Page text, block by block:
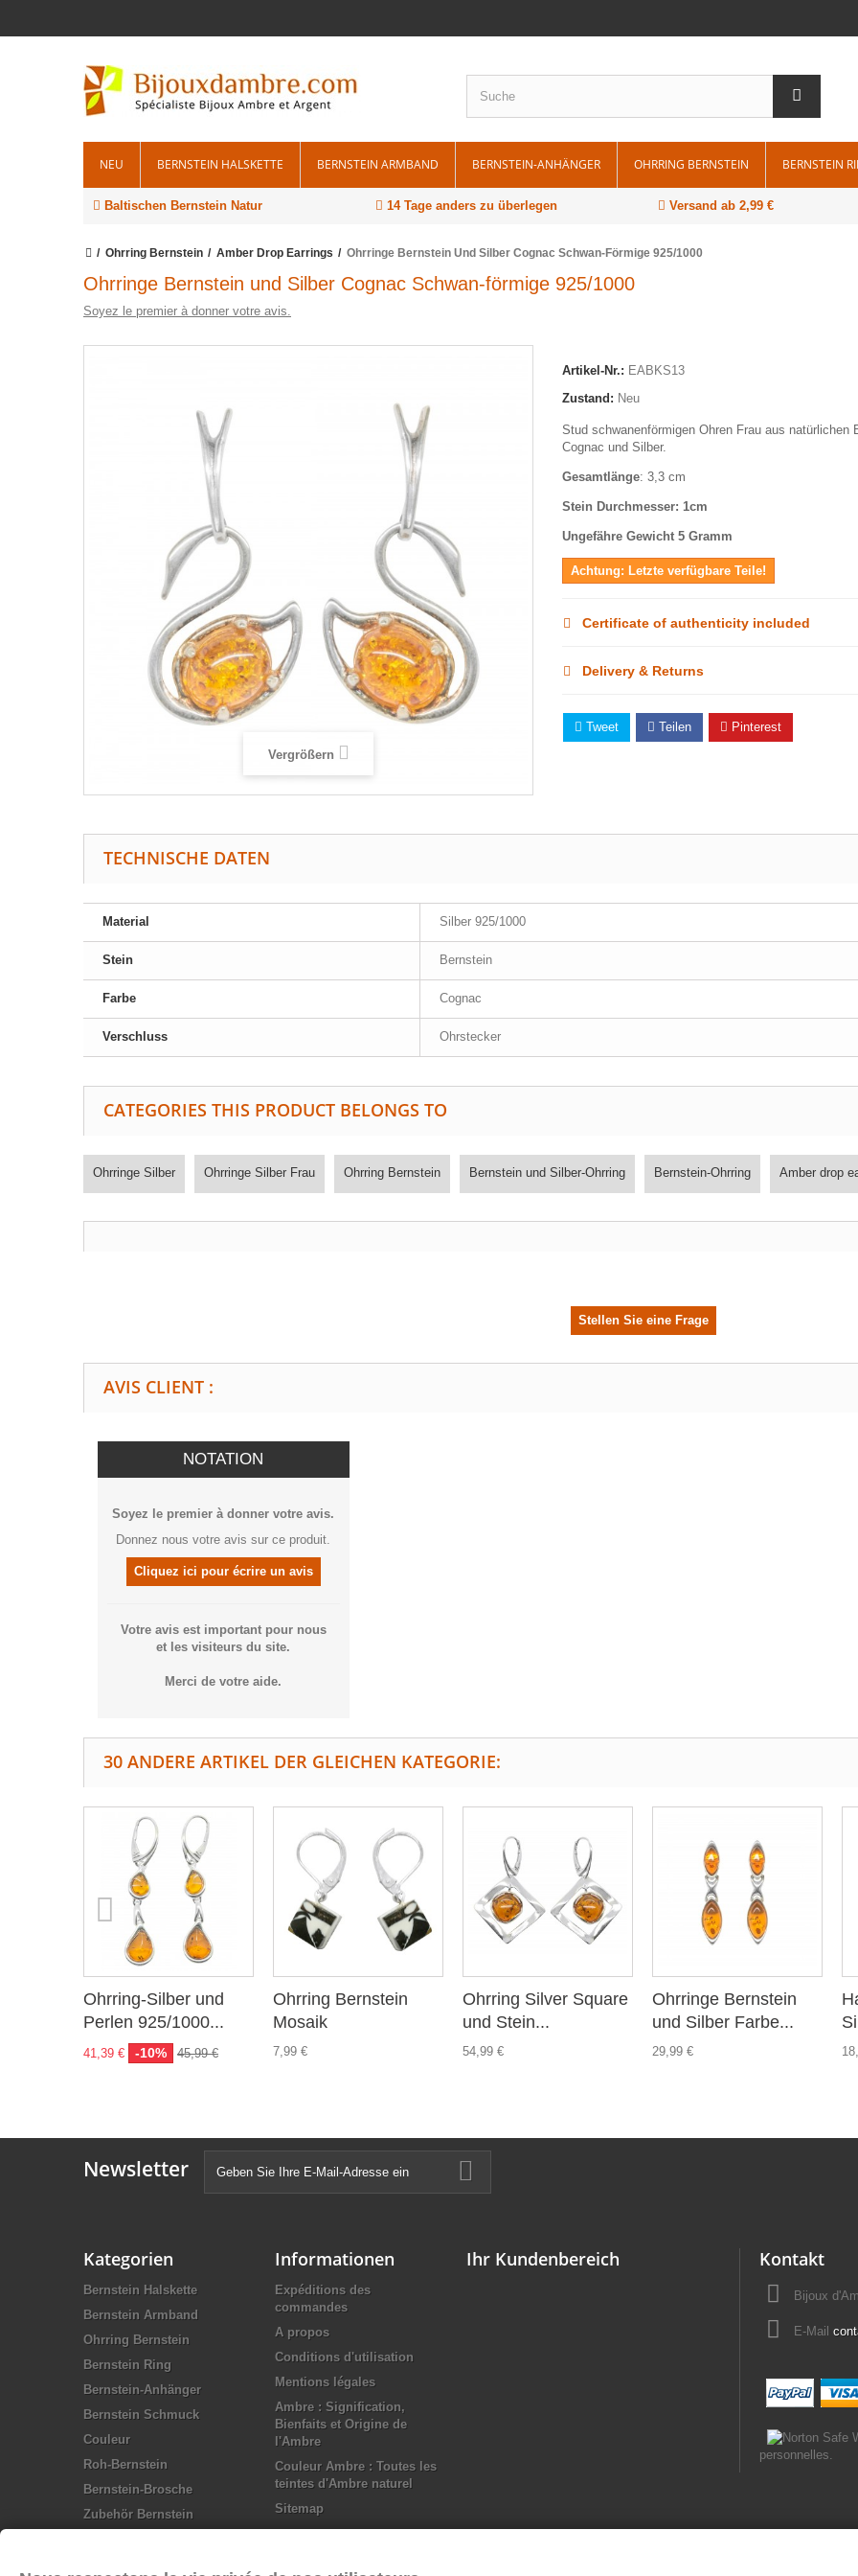
NEU BERNSTEIN HALSKETTE BERNSTEIN ARMBAND BERNSTEIN-ANHÄNGER OHRRING BERNSTEIN BERNSTEIN
Baltischen Bernstein Natur 14 Tage anders zu überlegen Versand ab 2,99 €
Ohrring Bernstein Amber Drop Earrings Ohrringe Bernstein Und Silber Cognac Schwan-Förmige 925/1000
Ohrringe Bernstein und Silber Cognac Schwan-förmige 925/1000
Soyez le premier à donner votre avis.
Vergrößern
Artikel-Nr.: EABKS13
Zustand: Neu
Stud schwanenförmigen Ohren Frau aus natürlichen
Cognac und Silber.
Gesamtlänge: 3,3 cm
Stein Durchmesser: 1cm
Ungefähre Gewicht 5 Gramm
Achtung: Letzte verfügbare Teile!
Certificate of authenticity included
Delivery & Returns
Tweet Teilen Pinterest
TECHNISCHE DATEN
Material Silber 925/1000
Stein Bernstein
Farbe Cognac
Verschluss Ohrstecker
CATEGORIES THIS PRODUCT BELONGS TO
Ohrringe Silber Ohrringe Silber Frau Ohrring Bernstein Bernstein und Silber-Ohrring Bernstein-Ohrring Amber drop
Stellen Sie eine Frage
AVIS CLIENT :
NOTATION
Soyez le premier à donner votre avis.
Donnez nous votre avis sur ce produit.
Cliquez ici pour écrire un avis
Votre avis est important pour nous
et les visiteurs du site.
Merci de votre aide.
30 ANDERE ARTIKEL DER GLEICHEN KATEGORIE:
Ohrring-Silber und
Perlen 925/1000...
41,39 € -10% 45,99 €
Ohrring Bernstein
Mosaik
7,99 €
Ohrring Silver Square
und Stein...
54,99 €
Ohrringe Bernstein
und Silber Farbe...
29,99 €
Newsletter
Kategorien
Bernstein Halskette
Bernstein Armband
Ohrring Bernstein
Bernstein Ring
Bernstein-Anhänger
Bernstein Schmuck
Couleur
Roh-Bernstein
Bernstein-Brosche
Zubehör Bernstein
Informationen
Expéditions des
commandes
A propos
Conditions d'utilisation
Mentions légales
Ambre : Signification,
Bienfaits et Origine de
l'Ambre
Couleur Ambre : Toutes les
teintes d'Ambre naturel
Sitemap
Ihr Kundenbereich Kontakt
Bijoux
E-Mail
personnelles.